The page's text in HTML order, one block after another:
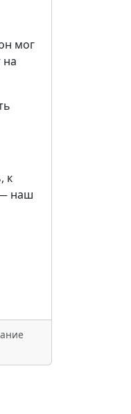
мог
на
к
наш